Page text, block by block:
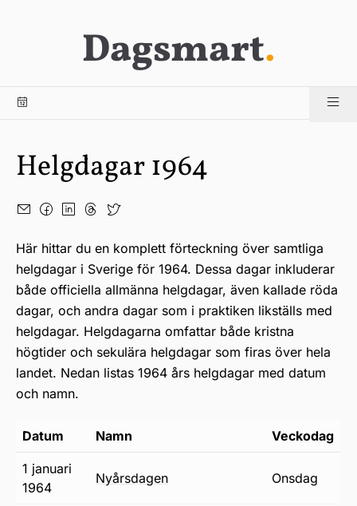
Dagsmart.
Helgdagar 1964
Här hittar du en komplett förteckning över samtliga
helgdagar i Sverige för 1964. Dessa dagar inkluderar
både officiella allmänna helgdagar, även kallade röda
dagar, och andra dagar som i praktiken likställs med
helgdagar. Helgdagarna omfattar både kristna
högtider och sekulära helgdagar som firas över hela
landet. Nedan listas 1964 års helgdagar med datum
och namn.
Datum Namn Veckodag
1 januari
1964
nyårsdagen onsdag